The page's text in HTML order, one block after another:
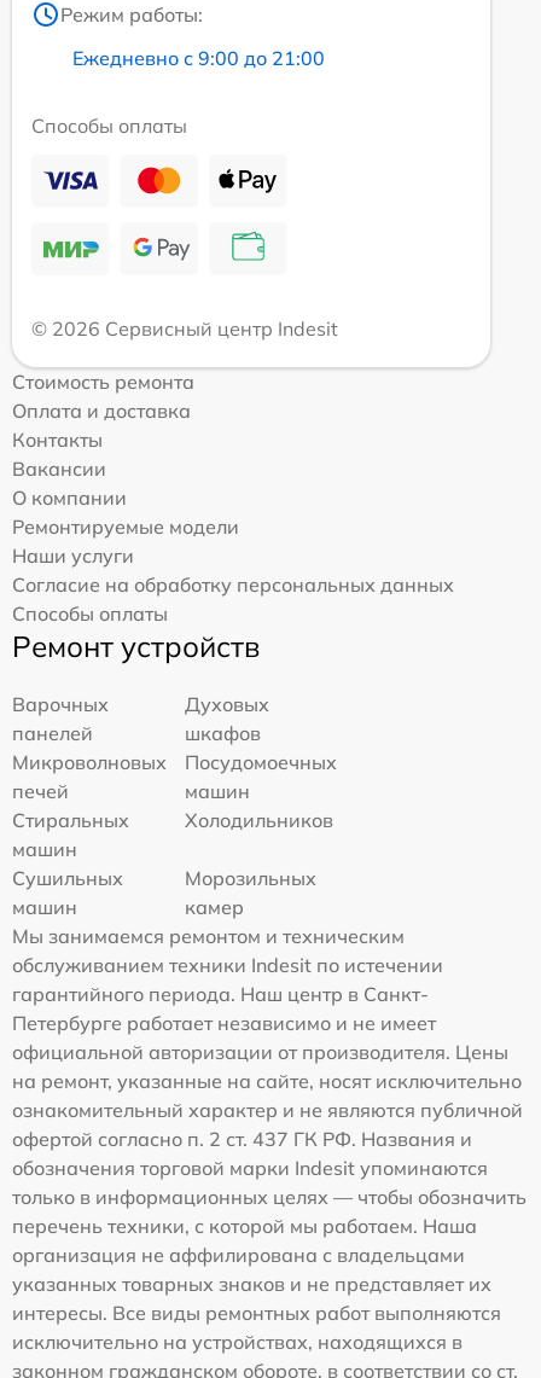
Режим работы:
Ежедневно с 9:00 до 21:00
Способы оплаты
© 2026 Сервисный центр Indesit
Стоимость ремонта
Оплата и доставка
Контакты
Вакансии
О компании
Ремонтируемые модели
Наши услуги
Согласие на обработку персональных данных
Способы оплаты
Ремонт устройств
Варочных
панелей
Духовых
шкафов
Микроволновых
печей
Посудомоечных
машин
Стиральных
машин
Холодильников
Сушильных
машин
Морозильных
камер
Мы занимаемся ремонтом и техническим
обслуживанием техники Indesit по истечении
гарантийного периода. Наш центр в Санкт-
Петербурге работает независимо и не имеет
официальной авторизации от производителя. Цены
на ремонт, указанные на сайте, носят исключительно
ознакомительный характер и не являются публичной
офертой согласно п. 2 ст. 437 ГК РФ. Названия и
обозначения торговой марки Indesit упоминаются
только в информационных целях — чтобы обозначить
перечень техники, с которой мы работаем. Наша
организация не аффилирована с владельцами
указанных товарных знаков и не представляет их
интересы. Все виды ремонтных работ выполняются
исключительно на устройствах, находящихся в
законном гражданском обороте, в соответствии со ст.